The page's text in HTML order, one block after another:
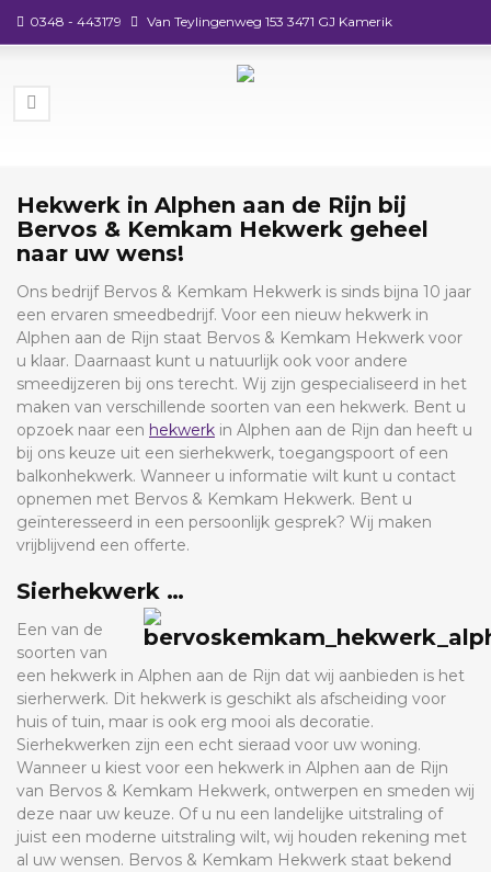
0348 - 443179 Van Teylingenweg 153 3471 GJ Kamerik
Hekwerk in Alphen aan de Rijn bij
Bervos & Kemkam Hekwerk geheel
naar uw wens!
Ons bedrijf Bervos & Kemkam Hekwerk is sinds bijna 10 jaar
een ervaren smeedbedrijf. Voor een nieuw hekwerk in
Alphen aan de Rijn staat Bervos & Kemkam Hekwerk voor
u klaar. Daarnaast kunt u natuurlijk ook voor andere
smeedijzeren bij ons terecht. Wij zijn gespecialiseerd in het
maken van verschillende soorten van een hekwerk. Bent u
opzoek naar een hekwerk in Alphen aan de Rijn dan heeft u
bij ons keuze uit een sierhekwerk, toegangspoort of een
balkonhekwerk. Wanneer u informatie wilt kunt u contact
opnemen met Bervos & Kemkam Hekwerk. Bent u
geïnteresseerd in een persoonlijk gesprek? Wij maken
vrijblijvend een offerte.
Sierhekwerk …
Een van de
soorten van
een hekwerk in Alphen aan de Rijn dat wij aanbieden is het
sierherwerk. Dit hekwerk is geschikt als afscheiding voor
huis of tuin, maar is ook erg mooi als decoratie.
Sierhekwerken zijn een echt sieraad voor uw woning.
Wanneer u kiest voor een hekwerk in Alphen aan de Rijn
van Bervos & Kemkam Hekwerk, ontwerpen en smeden wij
deze naar uw keuze. Of u nu een landelijke uitstraling of
juist een moderne uitstraling wilt, wij houden rekening met
al uw wensen. Bervos & Kemkam Hekwerk staat bekend